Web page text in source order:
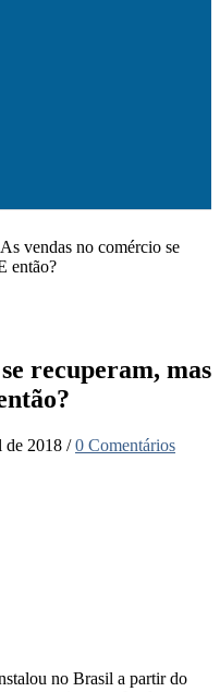
As vendas no comércio se
então?
recuperam, mas
de 2018 /0 Comentários
no Brasil a partir do